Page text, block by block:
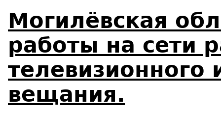
Могилёвская
работы на сети
телевизионного
вещания.